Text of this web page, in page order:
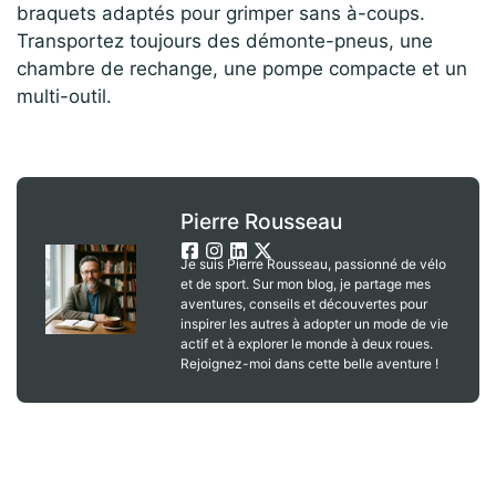
braquets adaptés pour grimper sans à-coups.
Transportez toujours des démonte-pneus, une
chambre de rechange, une pompe compacte et un
multi-outil.
Pierre Rousseau
Je suis Pierre Rousseau, passionné de vélo
et de sport. Sur mon blog, je partage mes
aventures, conseils et découvertes pour
inspirer les autres à adopter un mode de vie
actif et à explorer le monde à deux roues.
Rejoignez-moi dans cette belle aventure !